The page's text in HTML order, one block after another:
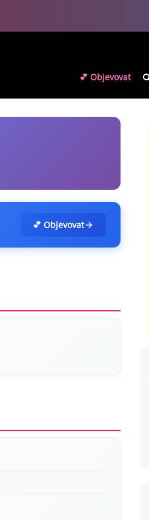
💕 Objevovat
💕 Objevovat